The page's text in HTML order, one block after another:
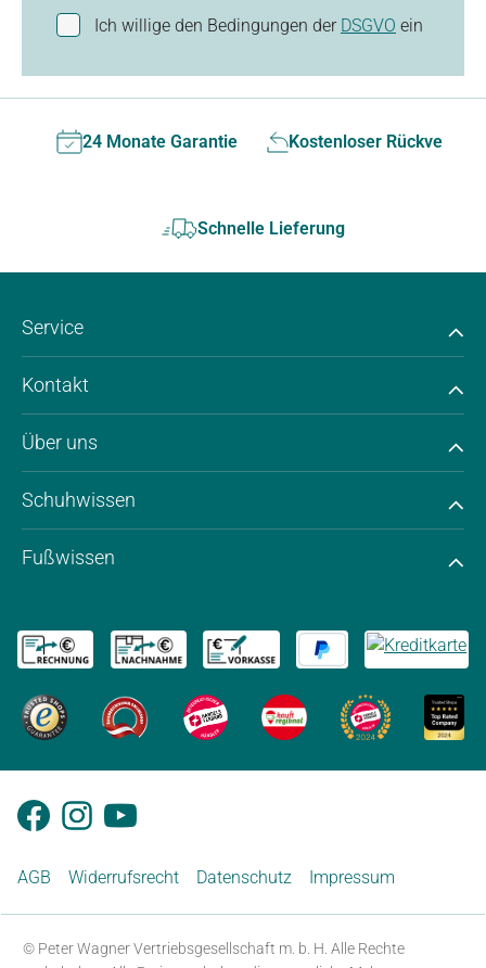
Ich willige den Bedingungen der DSGVO ein
24 Monate Garantie Kostenloser Rückversand
Schnelle Lieferung
Service
Kontakt
Über uns
Schuhwissen
Fußwissen
AGB Widerrufsrecht Datenschutz Impressum
© Peter Wagner Vertriebsgesellschaft m. b. H. Alle Rechte